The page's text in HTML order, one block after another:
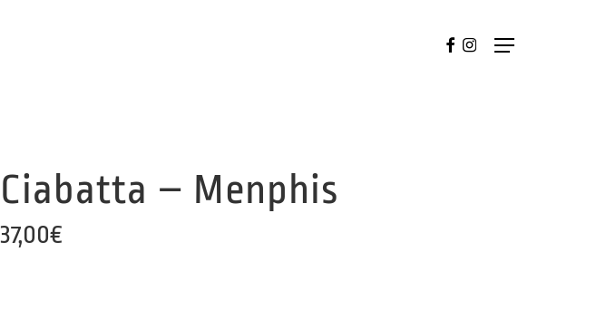
Menu
FACEBOOK
INSTAGRAM
Ciabatta – Menphis
37,00€